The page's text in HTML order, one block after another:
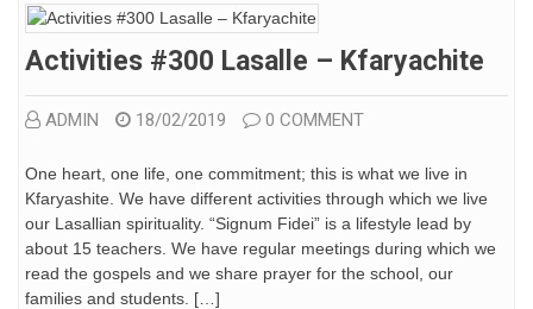
Activities #300 Lasalle – Kfaryachite
ADMIN 18/02/2019 0 COMMENT
One heart, one life, one commitment; this is what we live in
Kfaryashite. We have different activities through which we live
our Lasallian spirituality. “Signum Fidei” is a lifestyle lead by
about 15 teachers. We have regular meetings during which we
read the gospels and we share prayer for the school, our
families and students. […]